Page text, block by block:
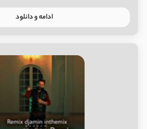
ادامه و دانلود